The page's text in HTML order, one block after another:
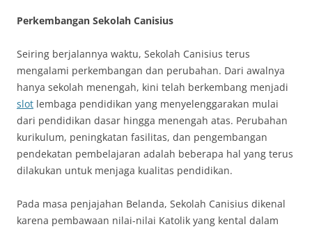
Perkembangan Sekolah Canisius
Seiring berjalannya waktu, Sekolah Canisius terus
mengalami perkembangan dan perubahan. Dari awalnya
hanya sekolah menengah, kini telah berkembang menjadi
slot lembaga pendidikan yang menyelenggarakan mulai
dari pendidikan dasar hingga menengah atas. Perubahan
kurikulum, peningkatan fasilitas, dan pengembangan
pendekatan pembelajaran adalah beberapa hal yang terus
dilakukan untuk menjaga kualitas pendidikan.
Pada masa penjajahan Belanda, Sekolah Canisius dikenal
karena pembawaan nilai-nilai Katolik yang kental dalam